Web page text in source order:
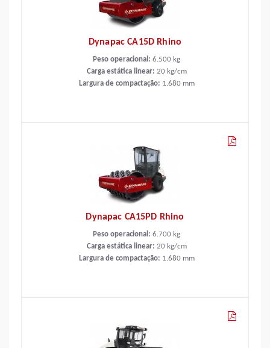
Dynapac CA15D Rhino
Peso operacional: 6.500 kg
Carga estática linear: 20 kg/cm
Largura de compactação: 1.680 mm
Dynapac CA15PD Rhino
Peso operacional: 6.700 kg
Carga estática linear: 20 kg/cm
Largura de compactação: 1.680 mm